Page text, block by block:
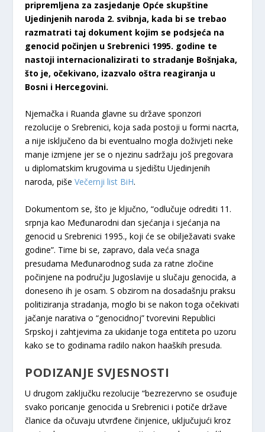
pripremljena za zasjedanje Opće skupštine
Ujedinjenih naroda 2. svibnja, kada bi se trebao
razmatrati taj dokument kojim se podsjeća na
genocid počinjen u Srebrenici 1995. godine te
nastoji internacionalizirati to stradanje Bošnjaka,
što je, očekivano, izazvalo oštra reagiranja u
Bosni i Hercegovini.
Njemačka i Ruanda glavne su države sponzori
rezolucije o Srebrenici, koja sada postoji u formi nacrta,
a nije isključeno da bi eventualno mogla doživjeti neke
manje izmjene jer se o njezinu sadržaju još pregovara
u diplomatskim krugovima u sjedištu Ujedinjenih
naroda, pišeVečernji list BiH.
Dokumentom se, što je ključno, “odlučuje odrediti 11.
srpnja kao Međunarodni dan sjećanja i sjećanja na
genocid u Srebrenici 1995., koji će se obilježavati svake
godine”. Time bi se, zapravo, dala veća snaga
presudama Međunarodnog suda za ratne zločine
počinjene na području Jugoslavije u slučaju genocida, a
doneseno ih je osam. S obzirom na dosadašnju praksu
politiziranja stradanja, moglo bi se nakon toga očekivati
jačanje narativa o “genocidnoj” tvorevini Republici
Srpskoj i zahtjevima za ukidanje toga entiteta po uzoru
kako se to godinama radilo nakon haaških presuda.
PODIZANJE SVJESNOSTI
U drugom zaključku rezolucije “bezrezervno se osuđuje
svako poricanje genocida u Srebrenici i potiče države
članice da očuvaju utvrđene činjenice, uključujući kroz